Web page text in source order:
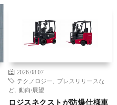
2026.08.07
テクノロジー
プレスリリースな
ど
動向/展望
ロジスネクストが防爆仕様車